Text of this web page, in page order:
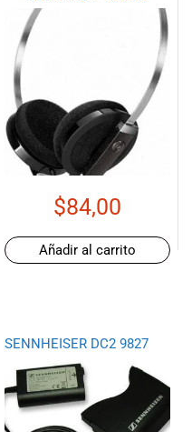
$84,00
Añadir al carrito
SENNHEISER DC2 9827